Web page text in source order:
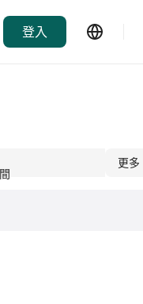
登入
更多